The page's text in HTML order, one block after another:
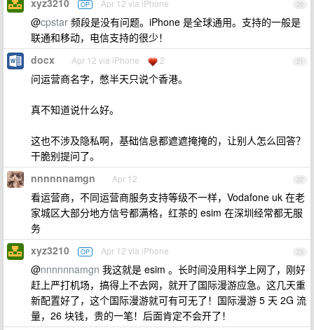
20
xyz3210 OP Apr 12 via iPhone
@cpstar 频段是没有问题。iPhone 是全球通用。支持的一般是
联通和移动，电信支持的很少！
21
docx Apr 12 via iPhone 2
问运营商名字，憋半天只说个香港。
真不知道说什么好。
这也不涉及隐私啊，基础信息都遮遮掩掩的，让别人怎么回答？
干脆别提问了。
22
nnnnnnamgn Apr 12
看运营商，不同运营商服务支持等级不一样，Vodafone uk 在老
家城区大部分地方信号都满格，红茶的 esim 在深圳经常都无服
务
23
xyz3210 OP Apr 12 via iPhone
@nnnnnnamgn 我这就是 esim 。长时间没用科学上网了，刚好
赶上严打机场，搞得上不去网，就开了国际漫游应急。这几天重
新配置好了，这个国际漫游就可有可无了！国际漫游 5 天 2G 流
量，26 块钱，贵的一笔！后面肯定不会开了！